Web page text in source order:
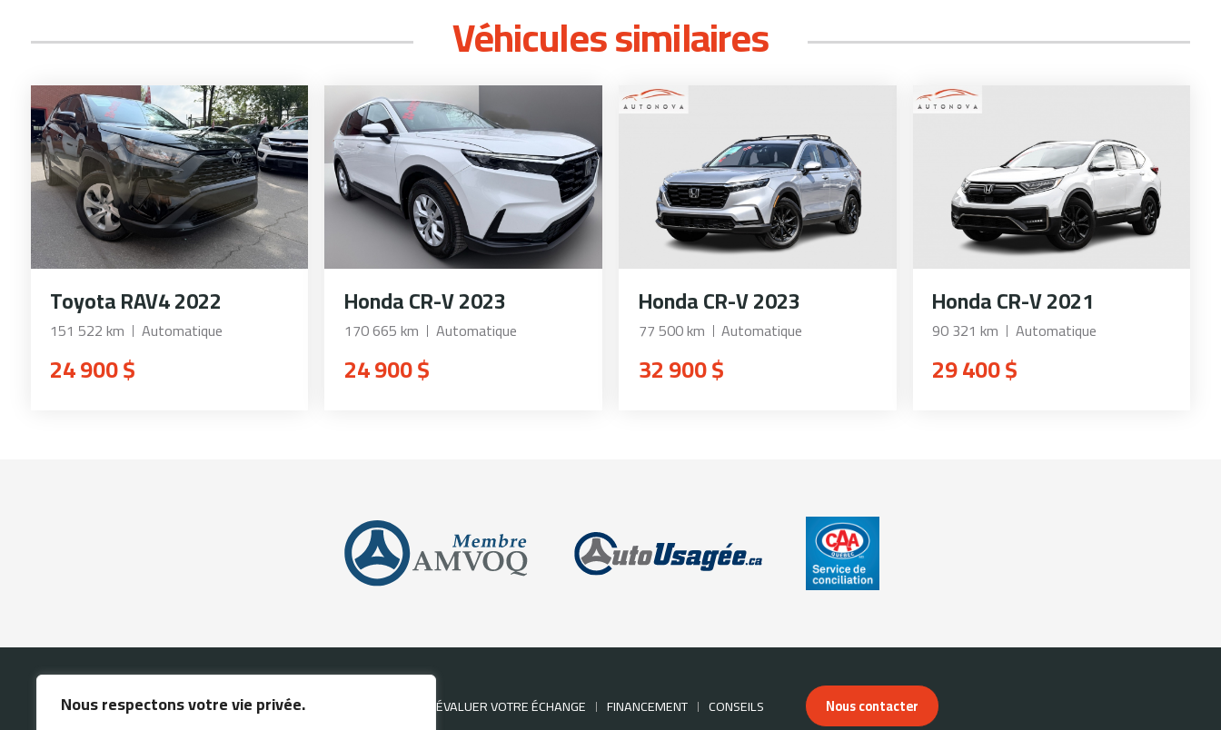
Nous respectons votre vie privée.
Véhicules similaires
Toyota RAV4 2022
151 522 km Automatique
24 900 $
Honda CR-V 2023
170 665 km Automatique
24 900 $
Honda CR-V 2023
77 500 km Automatique
32 900 $
Honda CR-V 2021
90 321 km Automatique
29 400 $
ACCUEIL ÉVALUER VOTRE ÉCHANGE FINANCEMENT CONSEILS Nous contacter